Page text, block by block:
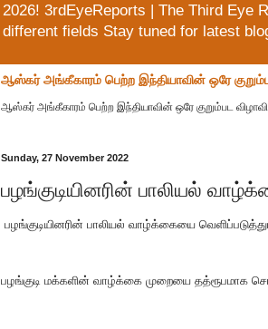
2026! 3rdEyeReports | The Third Eye
different fields Stay tuned for latest
ஆஸ்கர் அங்கீகாரம் பெற்ற இந்தியாவின் ஒரே
ஆஸ்கர் அங்கீகாரம் பெற்ற இந்தியாவின் ஒரே குறும்பட
Sunday, 27 November 2022
பழங்குடியினரின் பாலியல்
பழங்குடியினரின் பாலியல் வாழ்க்கையை
பழங்குடி மக்களின் வாழ்க்கை முறையை தத்ரூபமாக